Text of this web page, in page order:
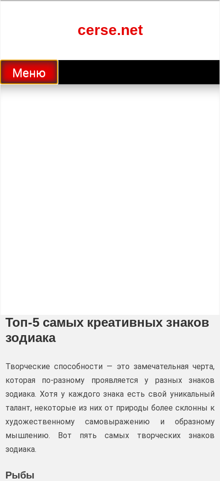
cerse.net
Меню
Топ-5 самых креативных знаков
зодиака
Творческие способности — это замечательная черта,
которая по-разному проявляется у разных знаков
зодиака. Хотя у каждого знака есть свой уникальный
талант, некоторые из них от природы более склонны к
художественному самовыражению и образному
мышлению. Вот пять самых творческих знаков
зодиака.
Рыбы